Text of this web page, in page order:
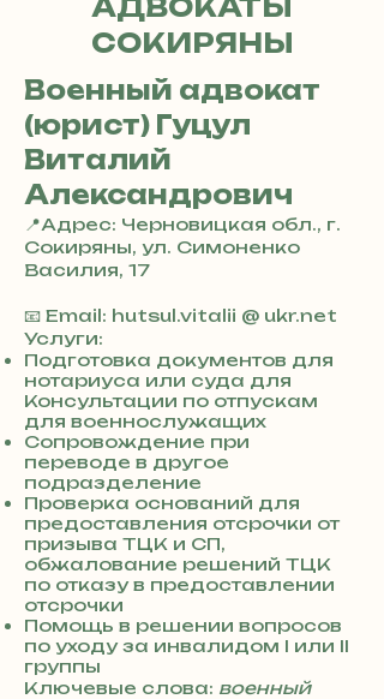
АДВОКАТЫ
СОКИРЯНЫ
Военный адвокат
(юрист) Гуцул
Виталий
Александрович
📍Адрес: Черновицкая обл., г.
Сокиряны, ул. Симоненко
Василия, 17
3
8
0
7
3
0
4
8
5
7
8
4
📧 Email: hutsul.vitalii @ ukr.net
Услуги:
Подготовка документов для
нотариуса или суда для
Консультации по отпускам
для военнослужащих
Сопровождение при
переводе в другое
подразделение
Проверка оснований для
предоставления отсрочки от
призыва ТЦК и СП,
обжалование решений ТЦК
по отказу в предоставлении
отсрочки
Помощь в решении вопросов
по уходу за инвалидом I или II
группы
Ключевые слова: военный